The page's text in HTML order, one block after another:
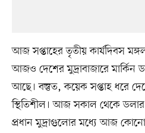
আজ সপ্তাহের তৃতীয় কার্যদিবস
আজও দেশের মুদ্রাবাজারে মার্কিন
আছে। বস্তুত, কয়েক সপ্তাহ ধরে
স্থিতিশীল। আজ সকাল থেকে ডলার
প্রধান মুদ্রাগুলোর মধ্যে আজ কোনো